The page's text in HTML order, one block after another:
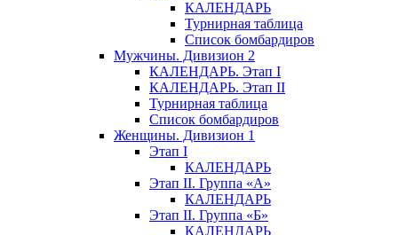
КАЛЕНДАРЬ
Турнирная таблица
Список бомбардиров
Мужчины. Дивизион 2
КАЛЕНДАРЬ. Этап I
КАЛЕНДАРЬ. Этап II
Турнирная таблица
Список бомбардиров
Женщины. Дивизион 1
Этап I
КАЛЕНДАРЬ
Этап II. Группа «А»
КАЛЕНДАРЬ
Этап II. Группа «Б»
КАЛЕНДАРЬ